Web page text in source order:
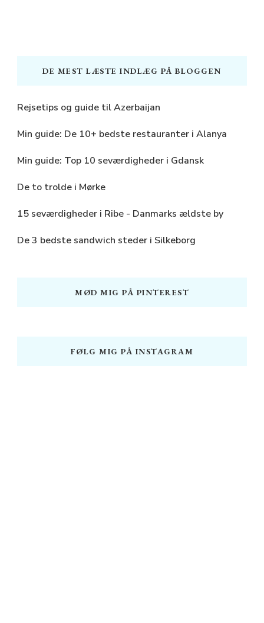
DE MEST LÆSTE INDLÆG PÅ BLOGGEN
Rejsetips og guide til Azerbaijan
Min guide: De 10+ bedste restauranter i Alanya
Min guide: Top 10 seværdigheder i Gdansk
De to trolde i Mørke
15 seværdigheder i Ribe - Danmarks ældste by
De 3 bedste sandwich steder i Silkeborg
MØD MIG PÅ PINTEREST
FØLG MIG PÅ INSTAGRAM